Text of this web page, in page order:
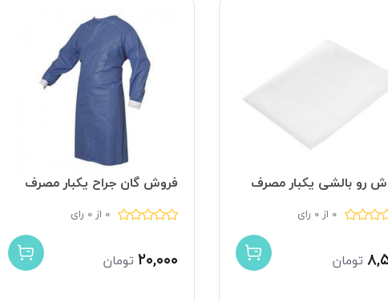
رو بالشی یکبار مصرف
0 از 0 رای
تومان
فروش گان جراح یکبار مصرف
0 از 0 رای
۲۰,۰۰۰ تومان